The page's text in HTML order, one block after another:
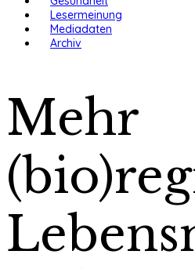
Lesermeinung
Mediadaten
Archiv
Mehr